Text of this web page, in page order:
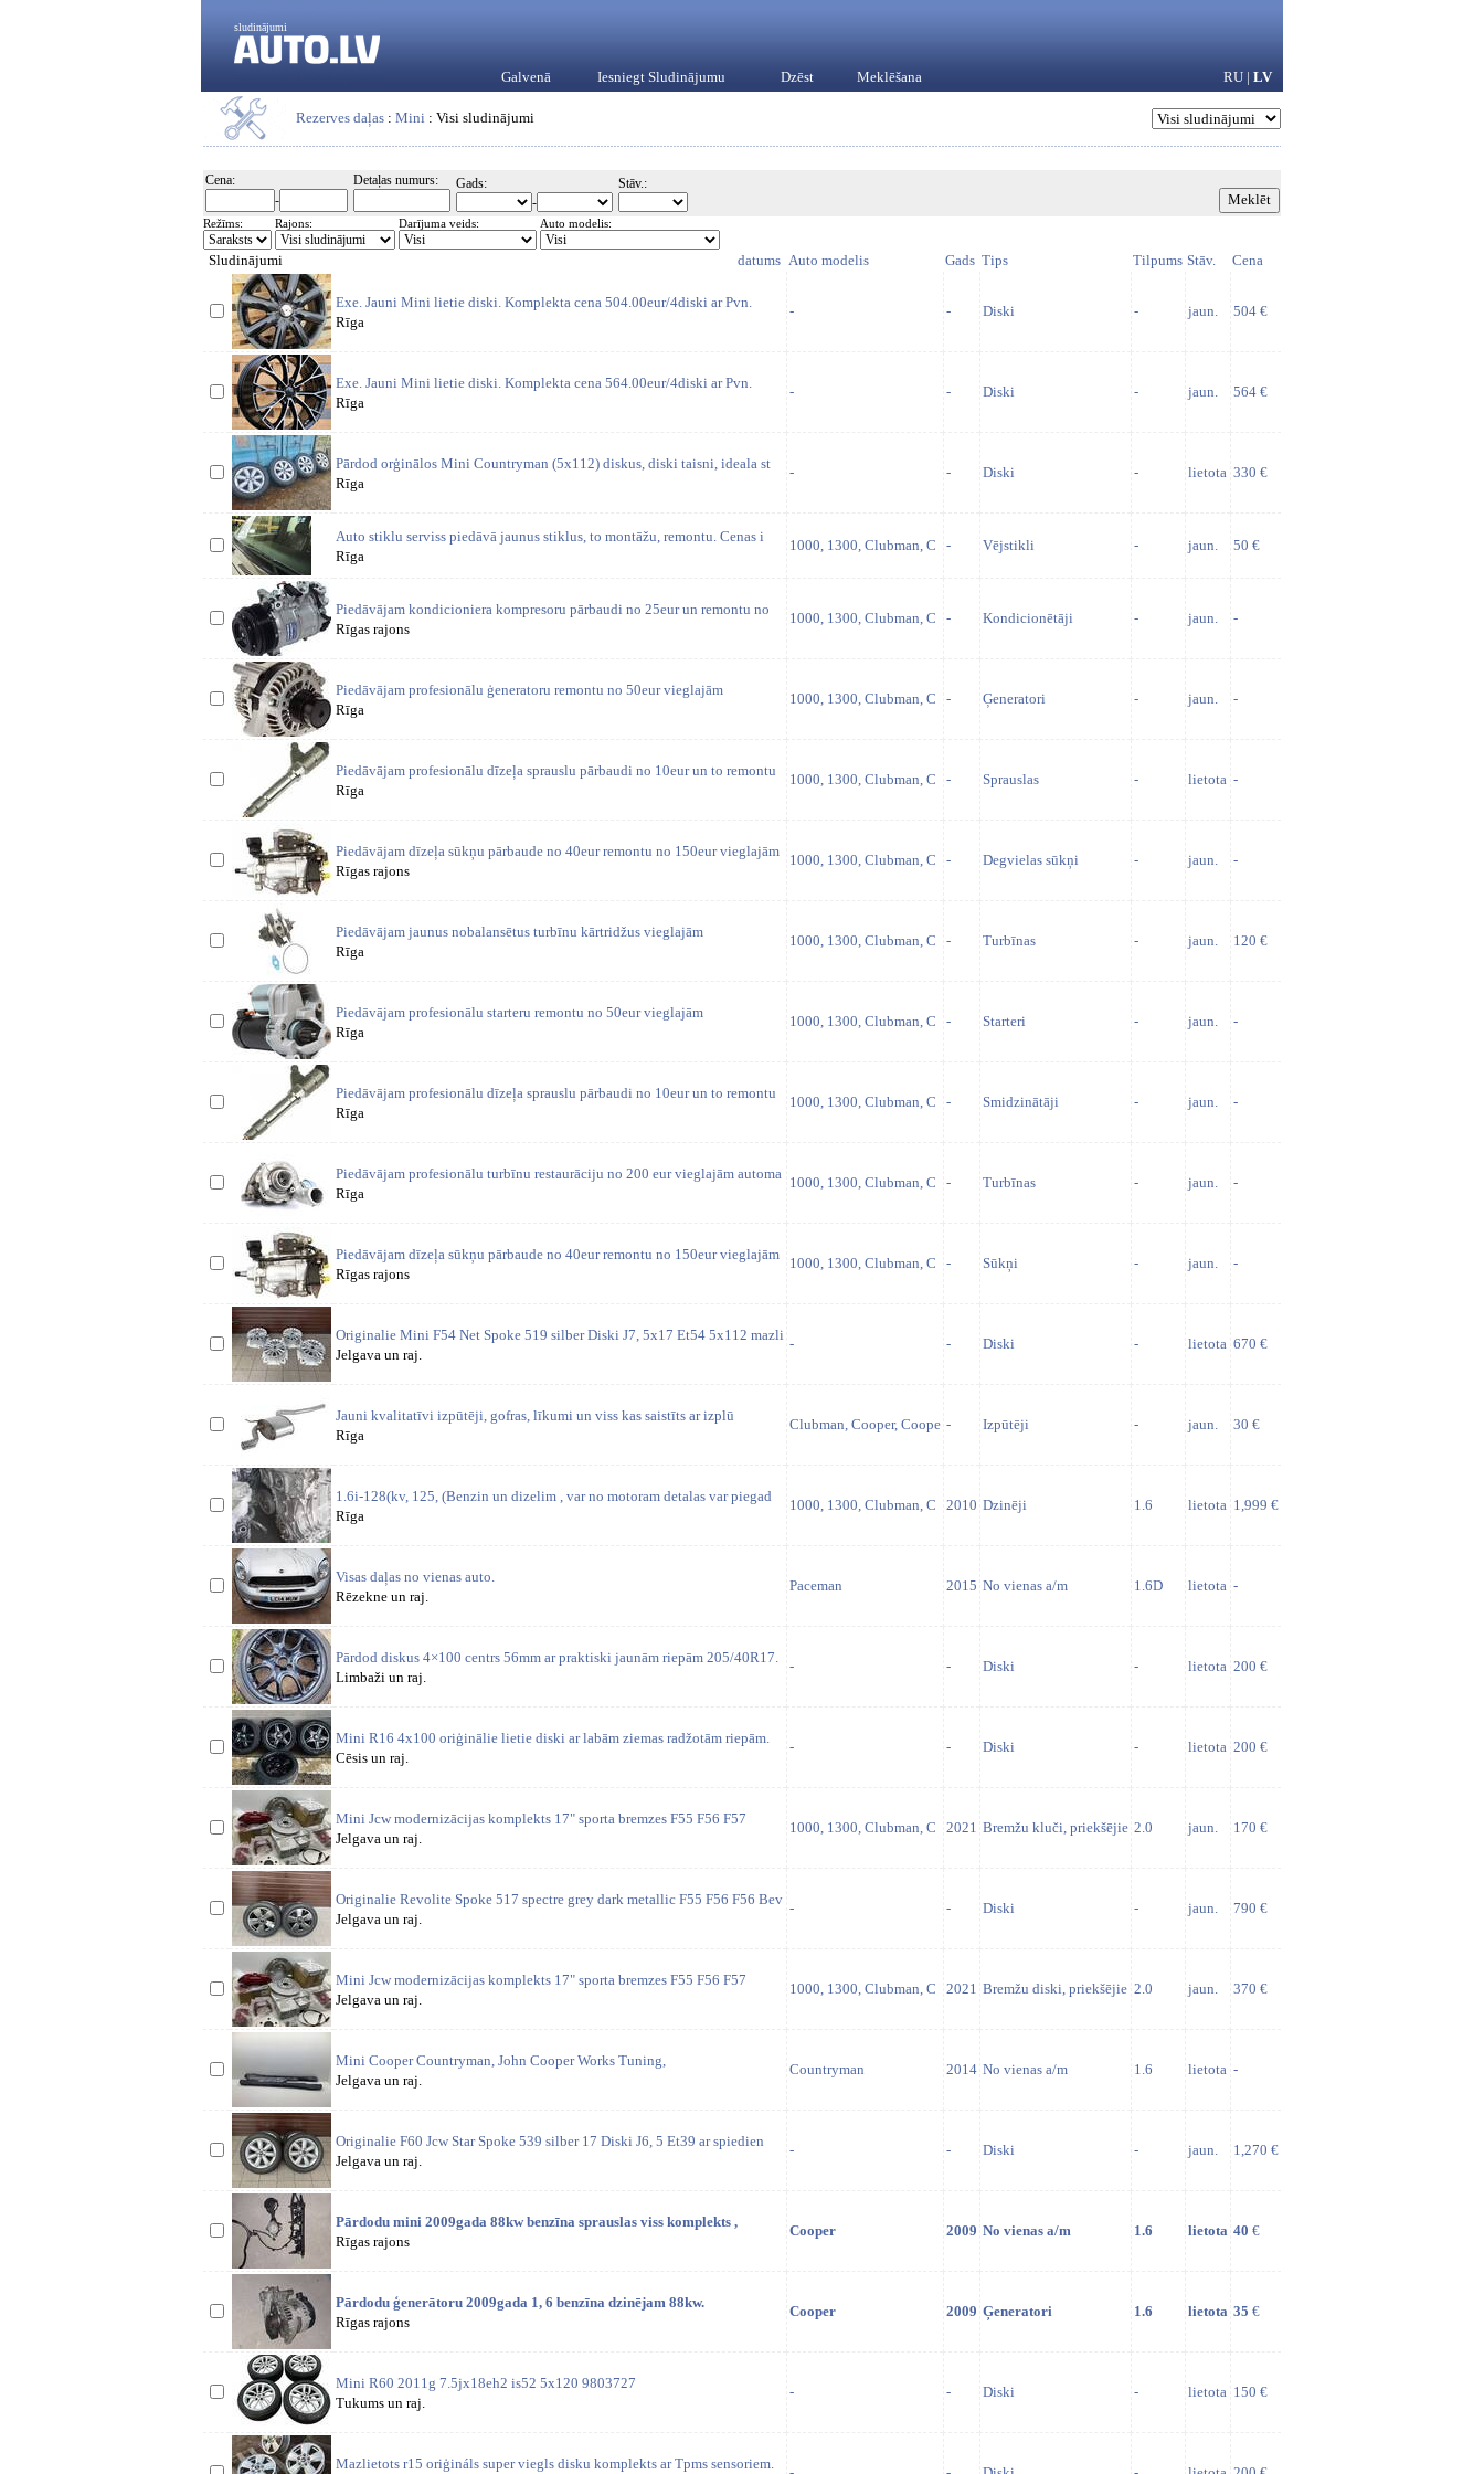
sludinājumi
Galvenā Iesniegt Sludinājumu Dzēst Meklēšana RU | LV
Rezerves daļas : Mini : Visi sludinājumi
Cena:
-
Detaļas numurs:
Gads:
-
Stāv.:
Režīms: Rajons: Darījuma veids: Auto modelis:
Sludinājumi datums Auto modelis Gads Tips Tilpums Stāv. Cena
Exe. Jauni Mini lietie diski. Komplekta cena 504.00eur/4diski ar Pvn.
Rīga
- - Diski - jaun. 504 €
Exe. Jauni Mini lietie diski. Komplekta cena 564.00eur/4diski ar Pvn.
Rīga
- - Diski - jaun. 564 €
Pārdod orģinālos Mini Countryman (5x112) diskus, diski taisni, ideala st
Rīga
- - Diski - lietota 330 €
Auto stiklu serviss piedāvā jaunus stiklus, to montāžu, remontu. Cenas i
Rīga
1000, 1300, Clubman, C - Vējstikli - jaun. 50 €
Piedāvājam kondicioniera kompresoru pārbaudi no 25eur un remontu no
60eu
Rīgas rajons
1000, 1300, Clubman, C - Kondicionētāji - jaun. -
Piedāvājam profesionālu ģeneratoru remontu no 50eur vieglajām
automašīnā
Rīga
1000, 1300, Clubman, C - Ģeneratori - jaun. -
Piedāvājam profesionālu dīzeļa sprauslu pārbaudi no 10eur un to remontu
Rīga
1000, 1300, Clubman, C - Sprauslas - lietota -
Piedāvājam dīzeļa sūkņu pārbaude no 40eur remontu no 150eur vieglajām
au
Rīgas rajons
1000, 1300, Clubman, C - Degvielas sūkņi - jaun. -
Piedāvājam jaunus nobalansētus turbīnu kārtridžus vieglajām
automašīnām,
Rīga
1000, 1300, Clubman, C - Turbīnas - jaun. 120 €
Piedāvājam profesionālu starteru remontu no 50eur vieglajām
automašīnām,
Rīga
1000, 1300, Clubman, C - Starteri - jaun. -
Piedāvājam profesionālu dīzeļa sprauslu pārbaudi no 10eur un to remontu
Rīga
1000, 1300, Clubman, C - Smidzinātāji - jaun. -
Piedāvājam profesionālu turbīnu restaurāciju no 200 eur vieglajām automa
Rīga
1000, 1300, Clubman, C - Turbīnas - jaun. -
Piedāvājam dīzeļa sūkņu pārbaude no 40eur remontu no 150eur vieglajām
au
Rīgas rajons
1000, 1300, Clubman, C - Sūkņi - jaun. -
Originalie Mini F54 Net Spoke 519 silber Diski J7, 5x17 Et54 5x112 mazli
Jelgava un raj.
- - Diski - lietota 670 €
Jauni kvalitatīvi izpūtēji, gofras, līkumi un viss kas saistīts ar izplū
Rīga
Clubman, Cooper, Coope - Izpūtēji - jaun. 30 €
1.6i-128(kv, 125, (Benzin un dizelim , var no motoram detalas var piegad
Rīga
1000, 1300, Clubman, C 2010 Dzinēji 1.6 lietota 1,999 €
Visas daļas no vienas auto.
Rēzekne un raj.
Paceman 2015 No vienas a/m 1.6D lietota -
Pārdod diskus 4×100 centrs 56mm ar praktiski jaunām riepām 205/40R17.
Ce
Limbaži un raj.
- - Diski - lietota 200 €
Mini R16 4x100 oriģinālie lietie diski ar labām ziemas radžotām riepām.
Cēsis un raj.
- - Diski - lietota 200 €
Mini Jcw modernizācijas komplekts 17" sporta bremzes F55 F56 F57
Modeļie
Jelgava un raj.
1000, 1300, Clubman, C 2021 Bremžu kluči, priekšējie 2.0 jaun. 170 €
Originalie Revolite Spoke 517 spectre grey dark metallic F55 F56 F56 Bev
Jelgava un raj.
- - Diski - jaun. 790 €
Mini Jcw modernizācijas komplekts 17" sporta bremzes F55 F56 F57
Modeļie
Jelgava un raj.
1000, 1300, Clubman, C 2021 Bremžu diski, priekšējie 2.0 jaun. 370 €
Mini Cooper Countryman, John Cooper Works Tuning,
Jelgava un raj.
Countryman 2014 No vienas a/m 1.6 lietota -
Originalie F60 Jcw Star Spoke 539 silber 17 Diski J6, 5 Et39 ar spiedien
Jelgava un raj.
- - Diski - jaun. 1,270 €
Pārdodu mini 2009gada 88kw benzīna sprauslas viss komplekts ,
kondic. ko
Rīgas rajons
Cooper 2009 No vienas a/m 1.6 lietota 40 €
Pārdodu ģenerātoru 2009gada 1, 6 benzīna dzinējam 88kw.
Rīgas rajons
Cooper 2009 Ģeneratori 1.6 lietota 35 €
Mini R60 2011g 7.5jx18eh2 is52 5x120 9803727
Tukums un raj.
- - Diski - lietota 150 €
Mazlietots r15 oriģináls super viegls disku komplekts ar Tpms sensoriem.